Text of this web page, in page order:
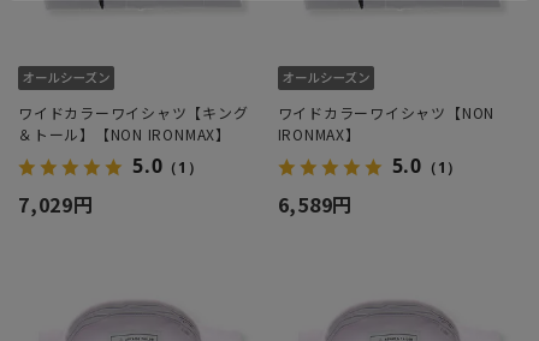
ワイドカラーワイシャツ【キング
＆トール】【NON IRONMAX】
5.0 （1）
7,029円
ワイドカラーワイシャツ【NON
IRONMAX】
5.0 （1）
6,589円